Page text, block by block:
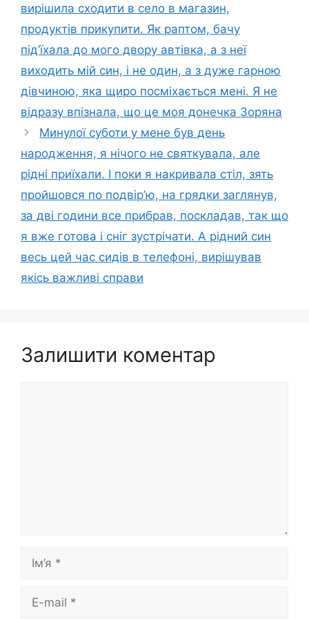
вирішила сходити в село в магазин,
продуктів прикупити. Як раптом, бачу
під’їхала до мого двору автівка, а з неї
виходить мій син, і не один, а з дуже гарною
дівчиною, яка щиро посміхається мені. Я не
відразу впізнала, що це моя донечка Зоряна
Минулої суботи у мене був день
народження, я нічого не святкувала, але
рідні приїхали. І поки я накривала стіл, зять
пройшовся по подвір’ю, на грядки заглянув,
за дві години все прибрав, поскладав, так що
я вже готова і сніг зустрічати. А рідний син
весь цей час сидів в телефоні, вирішував
якісь важливі справи
Залишити коментар
mail